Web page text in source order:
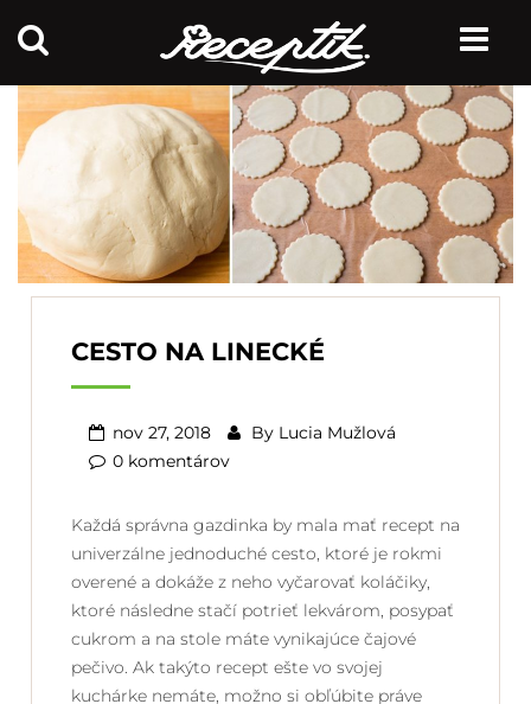
CESTO NA LINECKÉ
nov 27, 2018 By Lucia Mužlová
0 komentárov
Každá správna gazdinka by mala mať recept na
univerzálne jednoduché cesto, ktoré je rokmi
overené a dokáže z neho vyčarovať koláčiky,
ktoré následne stačí potrieť lekvárom, posypať
cukrom a na stole máte vynikajúce čajové
pečivo. Ak takýto recept ešte vo svojej
kuchárke nemáte, možno si obľúbite práve